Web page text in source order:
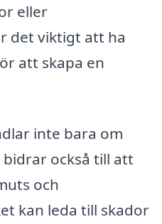
eller
det viktigt att ha
att skapa en
inte bara om
också till att
och
kan leda till skador